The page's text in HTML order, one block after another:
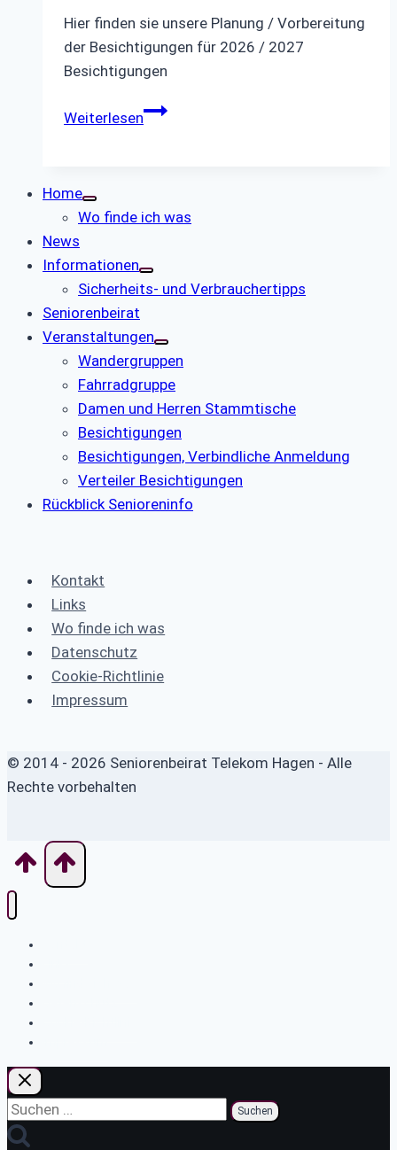
Hier finden sie unsere Planung / Vorbereitung
der Besichtigungen für 2026 / 2027
Besichtigungen
WeiterlesenBesichtigungen
Home
Wo finde ich was
News
Informationen
Sicherheits- und Verbrauchertipps
Seniorenbeirat
Veranstaltungen
Wandergruppen
Fahrradgruppe
Damen und Herren Stammtische
Besichtigungen
Besichtigungen, Verbindliche Anmeldung
Verteiler Besichtigungen
Rückblick Senioreninfo
Kontakt
Links
Wo finde ich was
Datenschutz
Cookie-Richtlinie
Impressum
© 2014 - 2026 Seniorenbeirat Telekom Hagen - Alle
Rechte vorbehalten
Suchen
nach: